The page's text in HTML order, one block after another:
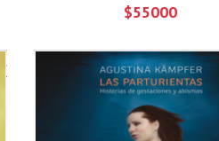
$55000
El